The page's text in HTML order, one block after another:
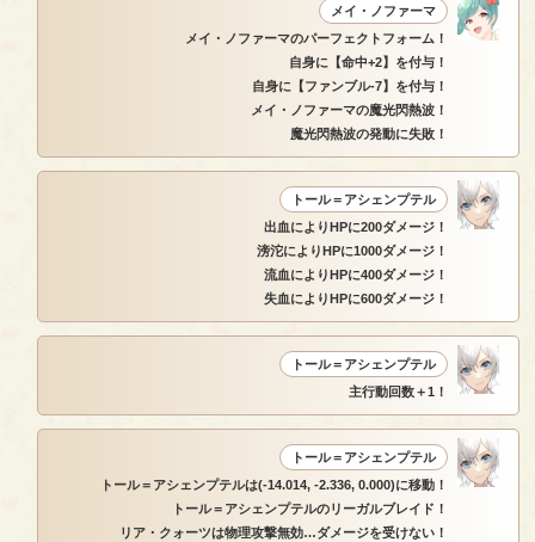
メイ・ノファーマ
メイ・ノファーマのパーフェクトフォーム！
自身に【命中+2】を付与！
自身に【ファンブル-7】を付与！
メイ・ノファーマの魔光閃熱波！
魔光閃熱波の発動に失敗！
トール＝アシェンプテル
出血によりHPに200ダメージ！
滂沱によりHPに1000ダメージ！
流血によりHPに400ダメージ！
失血によりHPに600ダメージ！
トール＝アシェンプテル
主行動回数＋1！
トール＝アシェンプテル
トール＝アシェンプテルは(-14.014, -2.336, 0.000)に移動！
トール＝アシェンプテルのリーガルブレイド！
リア・クォーツは物理攻撃無効…ダメージを受けない！